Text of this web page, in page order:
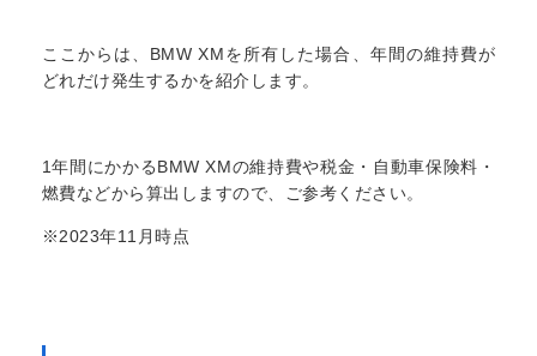
ここからは、BMW XMを所有した場合、年間の維持費が
どれだけ発生するかを紹介します。
1年間にかかるBMW XMの維持費や税金・自動車保険料・
燃費などから算出しますので、ご参考ください。
※2023年11月時点